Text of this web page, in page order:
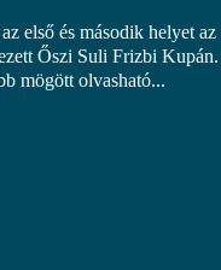
első és második helyet az
Őszi Suli Frizbi
mögött olvasható...